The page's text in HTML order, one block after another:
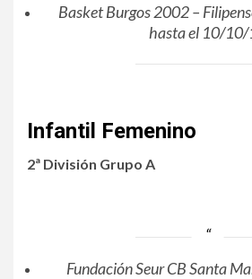
Basket Burgos 2002 –
hasta el 10/
Infantil Femenino
2ª División Grupo A
Fundación Seur CB Santa